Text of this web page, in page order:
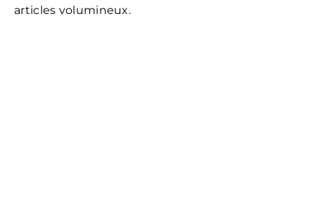
articles volumineux.